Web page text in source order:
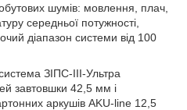
шумів: мовлення, плач,
середньої потужності,
діапазон системи від 100
ЗІПС-III-Ультра
завтовшки 42,5 мм і
аркушів AKU-line 12,5